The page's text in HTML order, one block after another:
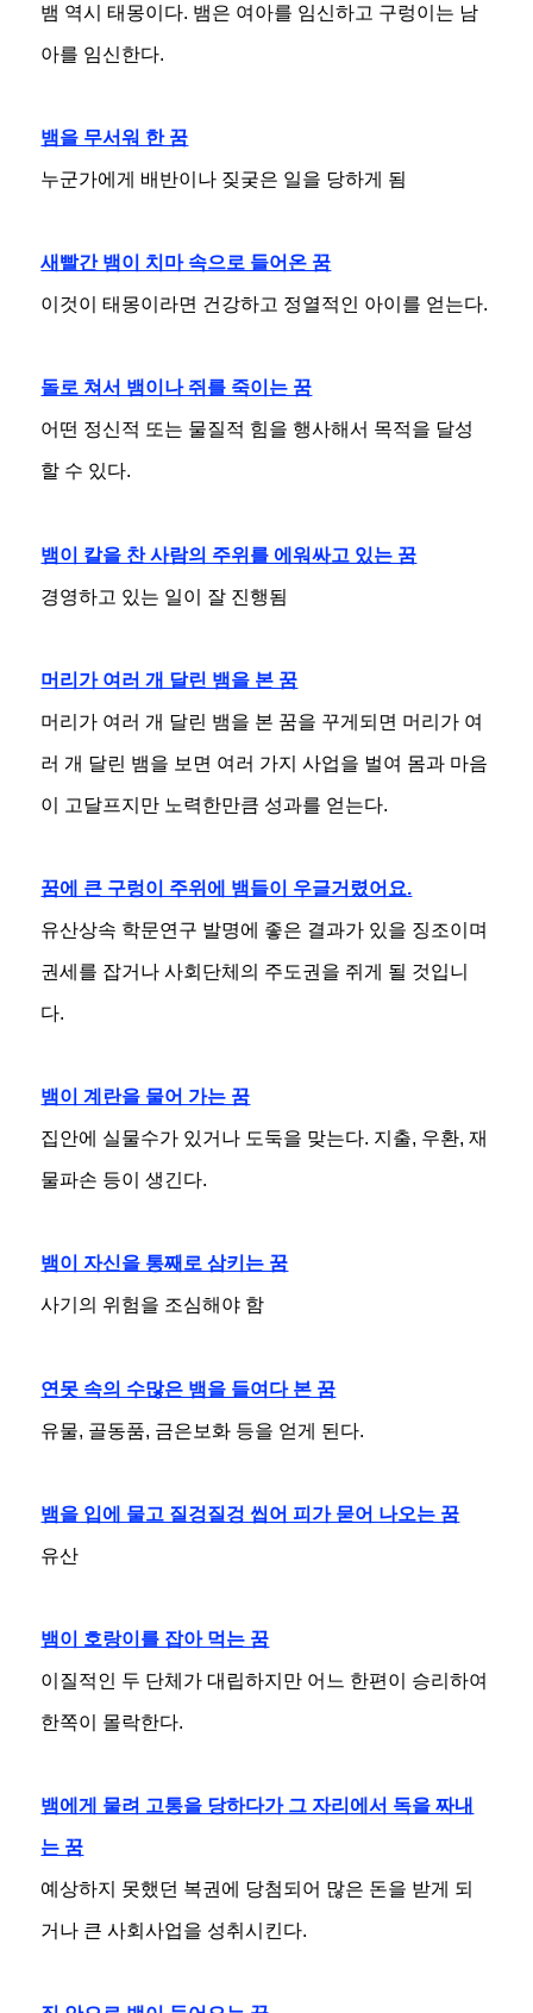
뱀 역시 태몽이다. 뱀은 여아를 임신하고 구렁이는 남
아를 임신한다.
뱀을 무서워 한 꿈
누군가에게 배반이나 짖궂은 일을 당하게 됨
새빨간 뱀이 치마 속으로 들어온 꿈
이것이 태몽이라면 건강하고 정열적인 아이를 얻는다.
돌로 쳐서 뱀이나 쥐를 죽이는 꿈
어떤 정신적 또는 물질적 힘을 행사해서 목적을 달성
할 수 있다.
뱀이 칼을 찬 사람의 주위를 에워싸고 있는 꿈
경영하고 있는 일이 잘 진행됨
머리가 여러 개 달린 뱀을 본 꿈
머리가 여러 개 달린 뱀을 본 꿈을 꾸게되면 머리가 여
러 개 달린 뱀을 보면 여러 가지 사업을 벌여 몸과 마음
이 고달프지만 노력한만큼 성과를 얻는다.
꿈에 큰 구렁이 주위에 뱀들이 우글거렸어요.
유산상속 학문연구 발명에 좋은 결과가 있을 징조이며
권세를 잡거나 사회단체의 주도권을 쥐게 될 것입니
다.
뱀이 계란을 물어 가는 꿈
집안에 실물수가 있거나 도둑을 맞는다. 지출, 우환, 재
물파손 등이 생긴다.
뱀이 자신을 통째로 삼키는 꿈
사기의 위험을 조심해야 함
연못 속의 수많은 뱀을 들여다 본 꿈
유물, 골동품, 금은보화 등을 얻게 된다.
뱀을 입에 물고 질겅질겅 씹어 피가 묻어 나오는 꿈
유산
뱀이 호랑이를 잡아 먹는 꿈
이질적인 두 단체가 대립하지만 어느 한편이 승리하여
한쪽이 몰락한다.
뱀에게 물려 고통을 당하다가 그 자리에서 독을 짜내
는 꿈
예상하지 못했던 복권에 당첨되어 많은 돈을 받게 되
거나 큰 사회사업을 성취시킨다.